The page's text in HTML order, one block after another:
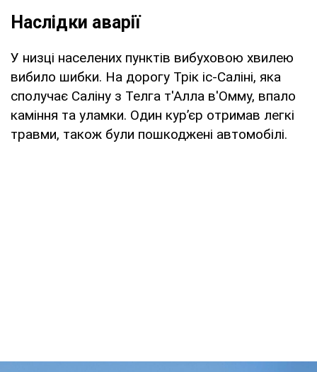
Наслідки аварії
У низці населених пунктів вибуховою хвилею
вибило шибки. На дорогу Трік іс-Саліні, яка
сполучає Саліну з Телга т'Алла в'Омму, впало
каміння та уламки. Один кур’єр отримав легкі
травми, також були пошкоджені автомобілі.